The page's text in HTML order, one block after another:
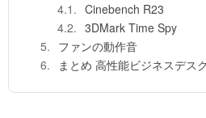
Cinebench R23
3DMark Time Spy
ファンの動作音
まとめ 高性能ビジネスデス